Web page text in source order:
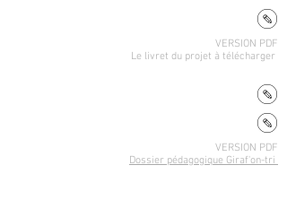
VERSION PDF
Le livret du projet à télécharger
VERSION PDF
Dossier pédagogique Giraf'on-tri